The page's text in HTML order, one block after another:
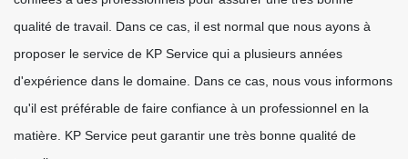
qualité de travail. Dans ce cas, il est normal que nous ayons à
proposer le service de KP Service qui a plusieurs années
d'expérience dans le domaine. Dans ce cas, nous vous informons
qu'il est préférable de faire confiance à un professionnel en la
matière. KP Service peut garantir une très bonne qualité de